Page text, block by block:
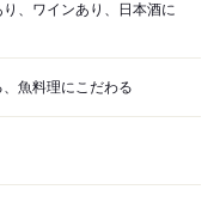
、ワインあり、日本酒に
魚料理にこだわる